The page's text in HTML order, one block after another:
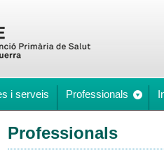
i serveis Professionals
Professionals